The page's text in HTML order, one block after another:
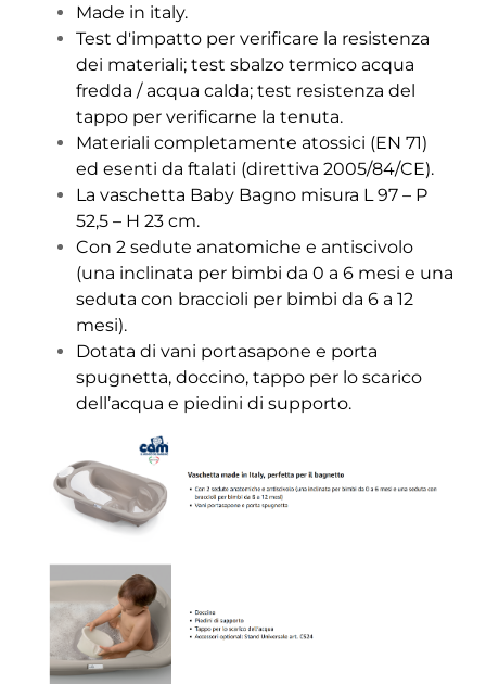
Made in italy.
Test d'impatto per verificare la resistenza
dei materiali; test sbalzo termico acqua
fredda / acqua calda; test resistenza del
tappo per verificarne la tenuta.
Materiali completamente atossici (EN 71)
ed esenti da ftalati (direttiva 2005/84/CE).
La vaschetta Baby Bagno misura L 97 – P
52,5 – H 23 cm.
Con 2 sedute anatomiche e antiscivolo
(una inclinata per bimbi da 0 a 6 mesi e una
seduta con braccioli per bimbi da 6 a 12
mesi).
Dotata di vani portasapone e porta
spugnetta, doccino, tappo per lo scarico
dell’acqua e piedini di supporto.